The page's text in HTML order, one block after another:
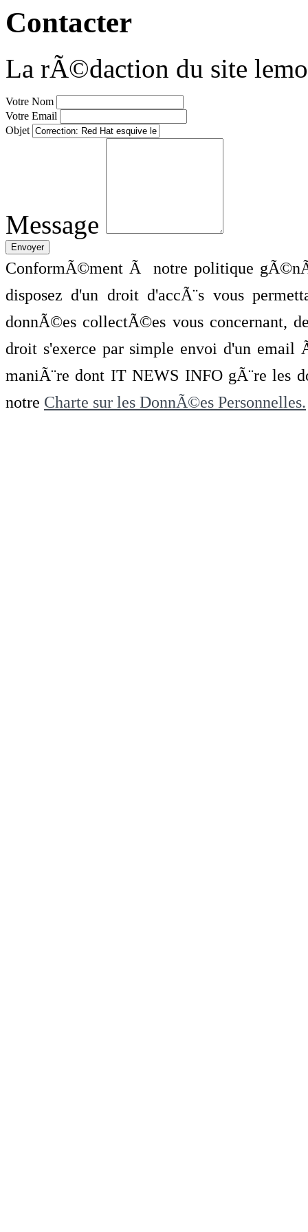
Contacter
La rÃ©daction du site
Votre Nom
Votre Email
Objet
Message
ConformÃ©ment Ã notre politique
disposez d'un droit d'accÃ¨s vous
donnÃ©es collectÃ©es vous concernant,
droit s'exerce par simple envoi d'un
maniÃ¨re dont IT NEWS INFO gÃ¨re les
notre Charte sur les DonnÃ©es Personnelles.